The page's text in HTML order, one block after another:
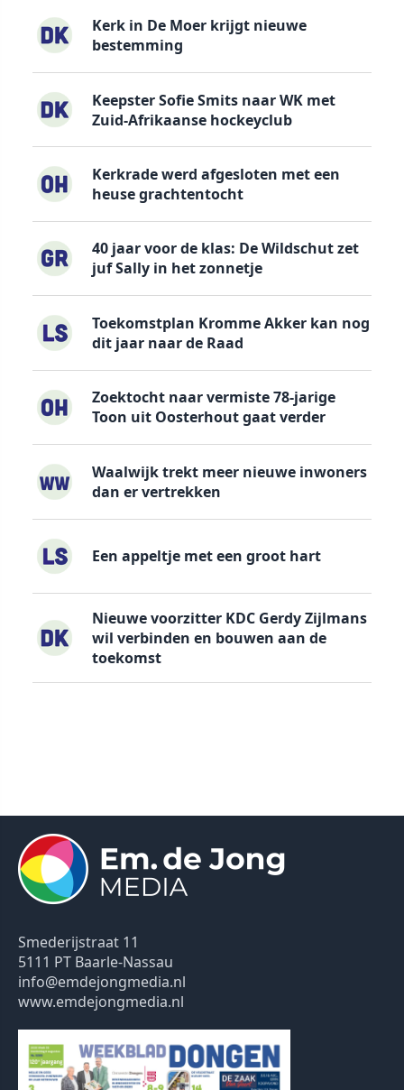
Kerk in De Moer krijgt nieuwe
bestemming
Keepster Sofie Smits naar WK met
Zuid-Afrikaanse hockeyclub
Kerkrade werd afgesloten met een
heuse grachtentocht
40 jaar voor de klas: De Wildschut zet
juf Sally in het zonnetje
Toekomstplan Kromme Akker kan nog
dit jaar naar de Raad
Zoektocht naar vermiste 78-jarige
Toon uit Oosterhout gaat verder
Waalwijk trekt meer nieuwe inwoners
dan er vertrekken
Een appeltje met een groot hart
Nieuwe voorzitter KDC Gerdy Zijlmans
wil verbinden en bouwen aan de
toekomst
Smederijstraat 11
5111 PT Baarle-Nassau
info@emdejongmedia.nl
www.emdejongmedia.nl